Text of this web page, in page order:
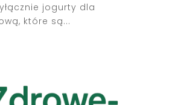
jogurty dla
które są...